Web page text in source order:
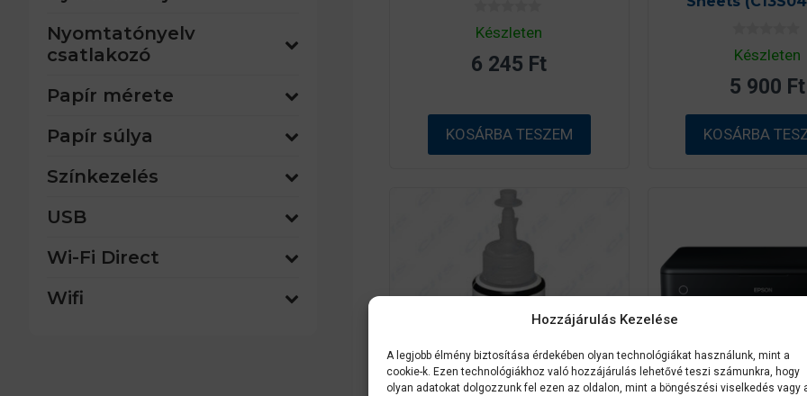
Hozzájárulás Kezelése
A legjobb élmény biztosítása érdekében olyan technológiákat használunk, mint a
cookie-k. Ezen technológiákhoz való hozzájárulás lehetővé teszi számunkra, hogy
olyan adatokat dolgozzunk fel ezen az oldalon, mint a böngészési viselkedés vagy
0
a
5
-
l
Készleten
6 245 Ft
KOSÁRBA TESZEM
0
a
5
-
ő
l
Készleten
5 900 Ft
KOSÁRBA
Nyomtatónyelv
csatlakozó
Papír mérete
Papír súlya
Színkezelés
USB
Wi-Fi Direct
Wifi